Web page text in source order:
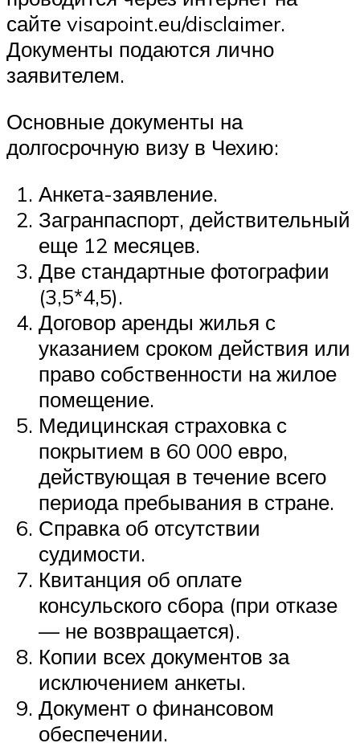
сайте visapoint.eu/disclaimer.
Документы подаются лично
заявителем.
Основные документы на
долгосрочную визу в Чехию:
Анкета-заявление.
Загранпаспорт, действительный
еще 12 месяцев.
Две стандартные фотографии
(3,5*4,5).
Договор аренды жилья с
указанием сроком действия или
право собственности на жилое
помещение.
Медицинская страховка с
покрытием в 60 000 евро,
действующая в течение всего
периода пребывания в стране.
Справка об отсутствии
судимости.
Квитанция об оплате
консульского сбора (при отказе
— не возвращается).
Копии всех документов за
исключением анкеты.
Документ о финансовом
обеспечении.